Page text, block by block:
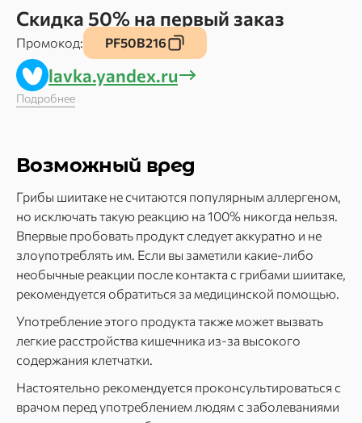
Скидка 50% на первый заказ
Промокод: PF50B216
lavka.yandex.ru
Подробнее
Возможный вред
Грибы шиитаке не считаются популярным аллергеном,
но исключать такую реакцию на 100% никогда нельзя.
Впервые пробовать продукт следует аккуратно и не
злоупотреблять им. Если вы заметили какие-либо
необычные реакции после контакта с грибами шиитаке,
рекомендуется обратиться за медицинской помощью.
Употребление этого продукта также может вызвать
легкие расстройства кишечника из-за высокого
содержания клетчатки.
Настоятельно рекомендуется проконсультироваться с
врачом перед употреблением людям с заболеваниями